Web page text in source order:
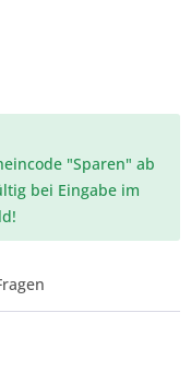
"Sparen" ab
bei Eingabe im